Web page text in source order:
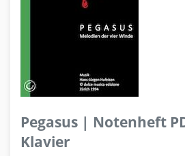
Pegasus | Notenheft
Klavier